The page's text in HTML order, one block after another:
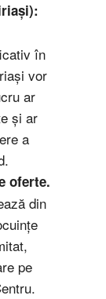
în
vor
ar
și ar
a
oferte.
din
pe